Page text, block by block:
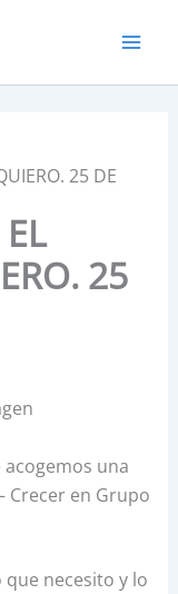
25 DE
25
una
Crecer en Grupo
necesito y lo